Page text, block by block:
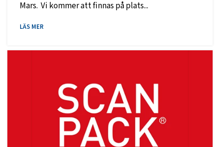
Mars. Vi kommer att finnas på plats...
LÄS MER